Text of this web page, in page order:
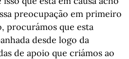
preocupação em primeiro
procurámos que esta
desde logo da
de apoio que criámos ao